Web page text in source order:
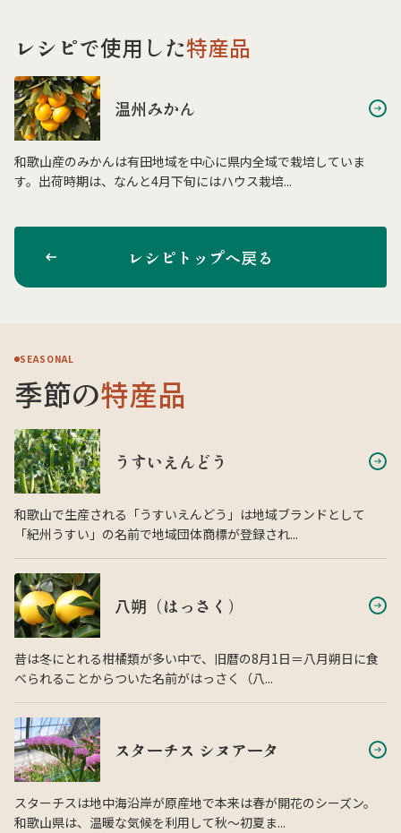
レシピで使用した特産品
温州みかん
和歌山産のみかんは有田地域を中心に県内全域で栽培していま
す。出荷時期は、なんと4月下旬にはハウス栽培...
レシピトップへ戻る
SEASONAL
季節の特産品
うすいえんどう
和歌山で生産される「うすいえんどう」は地域ブランドとして
「紀州うすい」の名前で地域団体商標が登録され...
八朔（はっさく）
昔は冬にとれる柑橘類が多い中で、旧暦の8月1日＝八月朔日に食
べられることからついた名前がはっさく（八...
スターチス シヌアータ
スターチスは地中海沿岸が原産地で本来は春が開花のシーズン。
和歌山県は、温暖な気候を利用して秋〜初夏ま...